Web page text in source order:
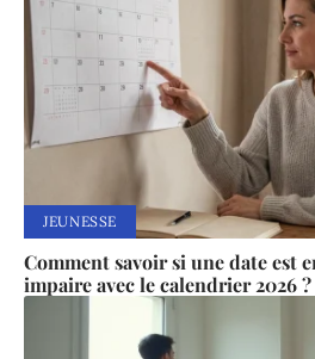
JEUNESSE
Comment savoir si une date est
impaire avec le calendrier 2026 ?